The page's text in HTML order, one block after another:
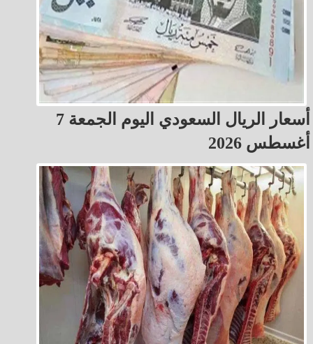
أسعار الريال السعودي اليوم الجمعة 7
أغسطس 2026